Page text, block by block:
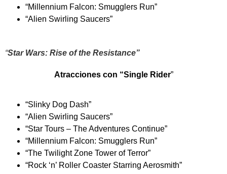
“Millennium Falcon: Smugglers Run”
“Alien Swirling Saucers”
“Star Wars: Rise of the Resistance”
Atracciones con “Single Rider”
“Slinky Dog Dash”
“Alien Swirling Saucers”
“Star Tours – The Adventures Continue”
“Millennium Falcon: Smugglers Run”
“The Twilight Zone Tower of Terror”
“Rock ‘n’ Roller Coaster Starring Aerosmith”